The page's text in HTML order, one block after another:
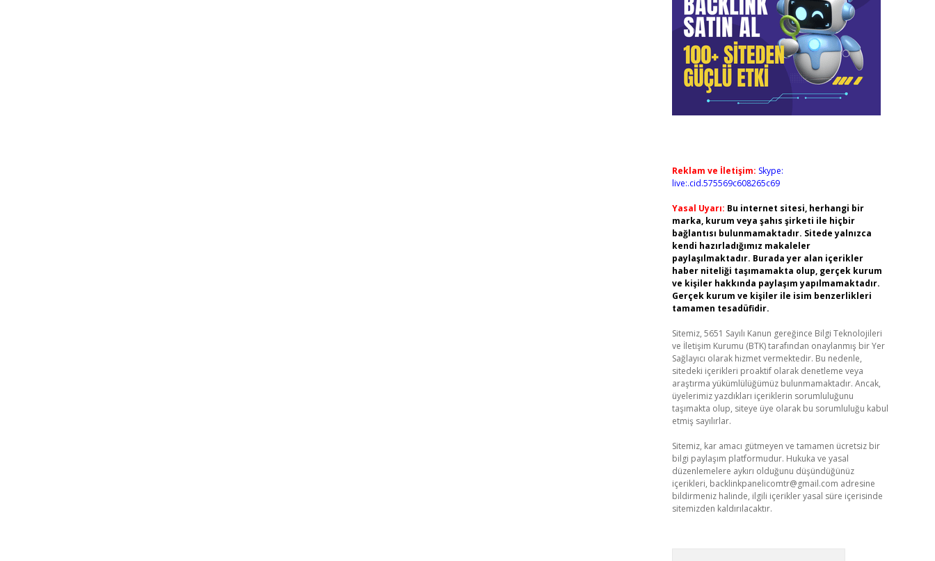
Reklam ve İletişim: Skype:
live:.cid.575569c608265c69
Yasal Uyarı: Bu internet sitesi, herhangi bir
marka, kurum veya şahıs şirketi ile hiçbir
bağlantısı bulunmamaktadır. Sitede yalnızca
kendi hazırladığımız makaleler
paylaşılmaktadır. Burada yer alan içerikler
haber niteliği taşımamakta olup, gerçek kurum
ve kişiler hakkında paylaşım yapılmamaktadır.
Gerçek kurum ve kişiler ile isim benzerlikleri
tamamen tesadüfidir.
Sitemiz, 5651 Sayılı Kanun gereğince Bilgi Teknolojileri
ve İletişim Kurumu (BTK) tarafından onaylanmış bir Yer
Sağlayıcı olarak hizmet vermektedir. Bu nedenle,
sitedeki içerikleri proaktif olarak denetleme veya
araştırma yükümlülüğümüz bulunmamaktadır. Ancak,
üyelerimiz yazdıkları içeriklerin sorumluluğunu
taşımakta olup, siteye üye olarak bu sorumluluğu kabul
etmiş sayılırlar.
Sitemiz, kar amacı gütmeyen ve tamamen ücretsiz bir
bilgi paylaşım platformudur. Hukuka ve yasal
düzenlemelere aykırı olduğunu düşündüğünüz
içerikleri, backlinkpanelicomtr@gmail.com adresine
bildirmeniz halinde, ilgili içerikler yasal süre içerisinde
sitemizden kaldırılacaktır.